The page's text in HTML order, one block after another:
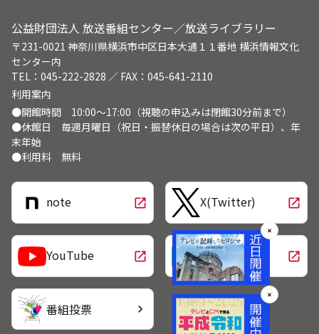
公益財団法人 放送番組センター／放送ライブラリー
〒231-0021 神奈川県横浜市中区日本大通１１番地 横浜情報文化
センター内
TEL：045-222-2828 ／ FAX：045-641-2110
利用案内
●開館時間 10:00～17:00（視聴の申込みは閉館30分前まで）
●休館日 毎週月曜日（祝日・振替休日の場合は次の平日）、年
末年始
●利用料 無料
note open_in_new X(Twitter) open_in_new
YouTube open_in_new LINE open_in_new
番組投票 chevron_right
✕
✕